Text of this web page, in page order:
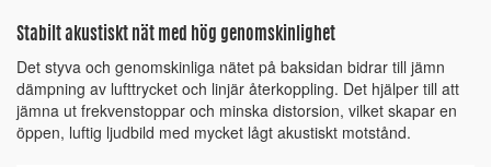
Stabilt akustiskt nät med hög genomskinlighet
Det styva och genomskinliga nätet på baksidan bidrar till jämn
dämpning av lufttrycket och linjär återkoppling. Det hjälper till att
jämna ut frekvenstoppar och minska distorsion, vilket skapar en
öppen, luftig ljudbild med mycket lågt akustiskt motstånd.